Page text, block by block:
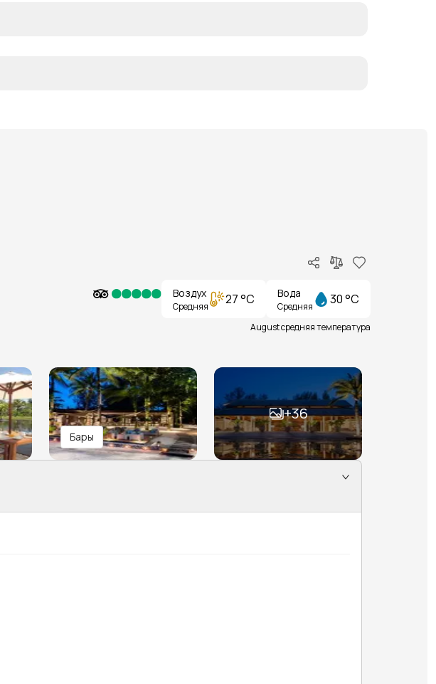
Воздух
Средняя 27 °C Вода
Средняя 30 °C
August средняя температура
Бары
+36